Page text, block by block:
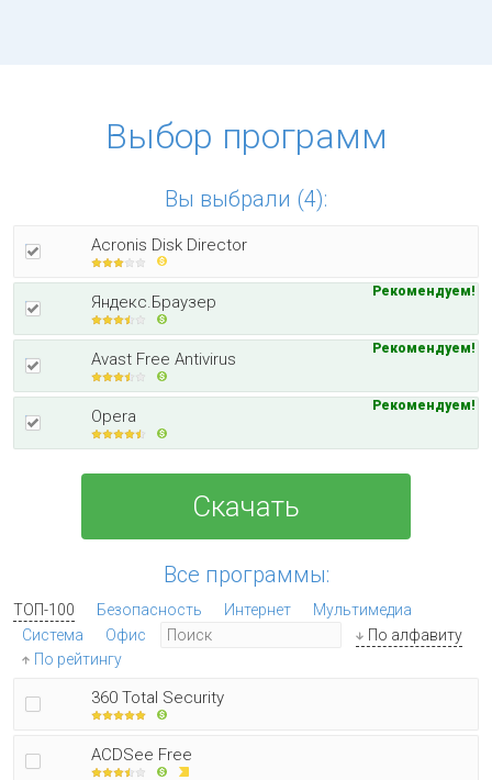
Выбор программ
Вы выбрали (4):
Acronis Disk Director
Яндекс.Браузер
Рекомендуем!
Avast Free Antivirus
Рекомендуем!
Opera
Рекомендуем!
Скачать
Все программы:
ТОП-100 Безопасность Интернет
Мультимедиа
Система
Офис
По алфавиту
По рейтингу
360 Total Security
ACDSee Free